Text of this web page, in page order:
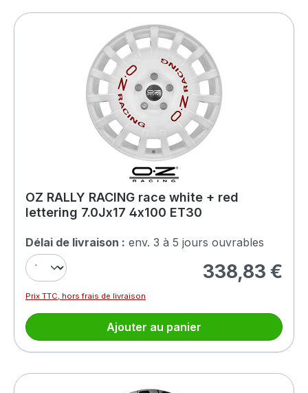
OZ RALLY RACING race white + red
lettering 7.0Jx17 4x100 ET30
Délai de livraison : env. 3 à 5 jours ouvrables
Prix régulier :
338,83 €
Prix TTC, hors frais de livraison
Ajouter au panier